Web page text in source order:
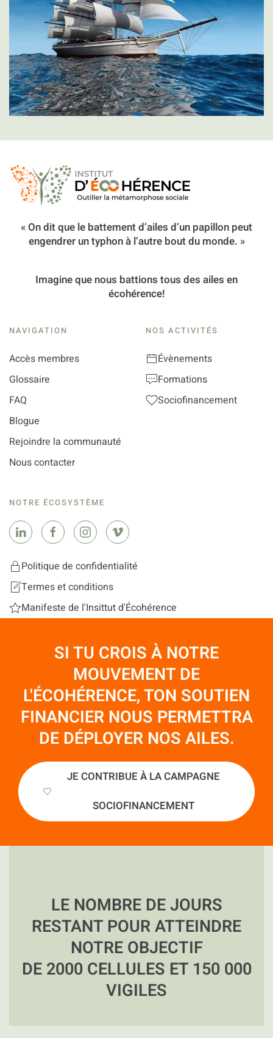
« On dit que le battement d’ailes d’un papillon peut
engendrer un typhon à l’autre bout du monde. »
Imagine que nous battions tous des ailes en
écohérence!
NAVIGATION
Accès membres
Glossaire
FAQ
Blogue
Rejoindre la communauté
Nous contacter
NOS ACTIVITÉS
Évènements
Formations
Sociofinancement
NOTRE ÉCOSYSTÈME
Politique de confidentialité
Termes et conditions
Manifeste de l'Insittut d'Écohérence
SI TU CROIS À NOTRE
MOUVEMENT DE
L'ÉCOHÉRENCE, TON SOUTIEN
FINANCIER NOUS PERMETTRA
DE DÉPLOYER NOS AILES.
JE CONTRIBUE À LA CAMPAGNE
SOCIOFINANCEMENT
LE NOMBRE DE JOURS
RESTANT POUR ATTEINDRE
NOTRE OBJECTIF
DE 2000 CELLULES ET 150 000
VIGILES